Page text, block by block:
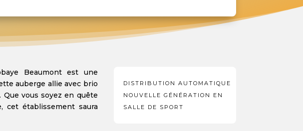
Beaumont est une
auberge allie avec brio
vous soyez en quête
cet établissement saura
DISTRIBUTION AUTOMATIQUE
NOUVELLE GÉNÉRATION EN
SALLE DE SPORT